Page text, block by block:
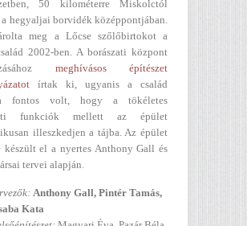
50 kilométerre Miskolctól
hegyaljai borvidék középpontjában.
meg a Lőcse szőlőbirtokot a
2002-ben. A borászati központ
meghívásos építészet
írtak ki, ugyanis a család
fontos volt, hogy a tökéletes
funkciók mellett az épület
illeszkedjen a tájba. Az épület
készült el a nyertes Anthony Gall és
tervei alapján.
Anthony Gall, Pintér Tamás,
Kata